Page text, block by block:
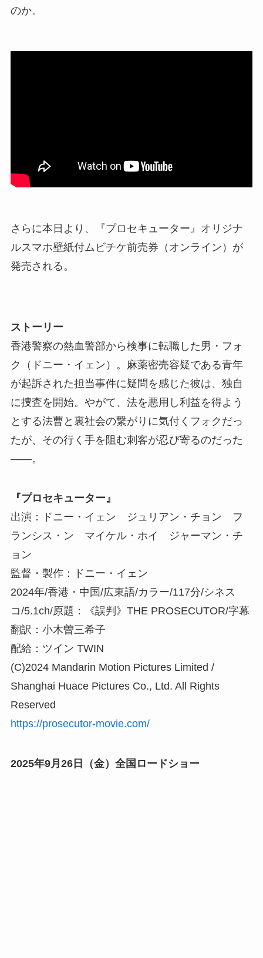
のか。
さらに本日より、『プロセキューター』オリジナ
ルスマホ壁紙付ムビチケ前売券（オンライン）が
発売される。
ストーリー
香港警察の熱血警部から検事に転職した男・フォ
ク（ドニー・イェン）。麻薬密売容疑である青年
が起訴された担当事件に疑問を感じた彼は、独自
に捜査を開始。やがて、法を悪用し利益を得よう
とする法曹と裏社会の繋がりに気付くフォクだっ
たが、その行く手を阻む刺客が忍び寄るのだった
――。
『プロセキューター』
出演：ドニー・イェン ジュリアン・チョン フ
ランシス・ン マイケル・ホイ ジャーマン・チ
ョン
監督・製作：ドニー・イェン
2024年/香港・中国/広東語/カラー/117分/シネス
コ/5.1ch/原題：《誤判》THE PROSECUTOR/字幕
翻訳：小木曽三希子
配給：ツイン TWIN
(C)2024 Mandarin Motion Pictures Limited /
Shanghai Huace Pictures Co., Ltd. All Rights
Reserved
https://prosecutor-movie.com/
2025年9月26日（金）全国ロードショー